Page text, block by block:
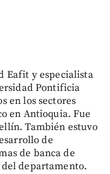
Eafit y especialista
Pontificia
en los sectores
en Antioquia. Fue
También estuvo
de
de banca de
departamento.